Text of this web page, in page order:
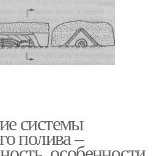
системы
полива –